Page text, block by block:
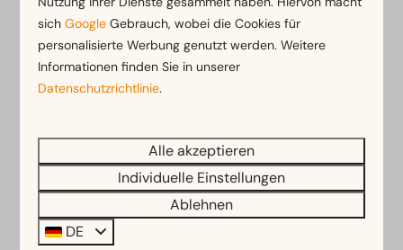
Zahlung in Raten oder später möglich*
*Unsere Buchungsbedingungen anzeigen
Sichere Bezahlung
sichGoogle Gebrauch, wobei die Cookies für
personalisierte Werbung genutzt werden. Weitere
Informationen finden Sie in unserer
Datenschutzrichtlinie.
Alle akzeptieren
Individuelle Einstellungen
Ablehnen
DE